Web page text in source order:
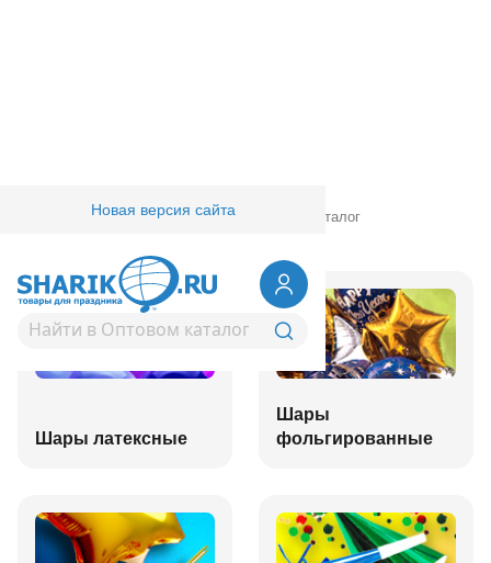
Новая версия сайта
Товары для праздника/ Оптовый каталог
Шары латексные
Шары
фольгированные